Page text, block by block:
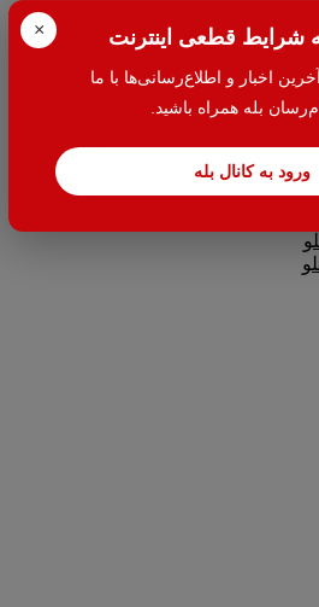
× شرایط قطعی اینترنت
اخبار و اطلاع‌رسانی‌ها با ما
بله همراه باشید.
ورود به کانال بله
عمومی )